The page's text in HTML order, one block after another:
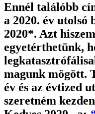
Ennél találóbb
a 2020. év utolsó
2020*. Azt
egyetérthetünk,
magunk mögött.
év és az évtized
szeretném